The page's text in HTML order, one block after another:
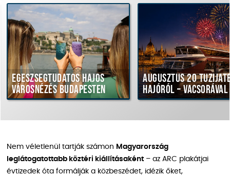
hajós
Budapesten
Augusztus 20 tűzijáték
hajóról – vacsorával
Nem véletlenül tartják számon Magyarország
leglátogatottabb köztéri kiállításaként – az ARC plakátjai
évtizedek óta formálják a közbeszédet, idézik őket,